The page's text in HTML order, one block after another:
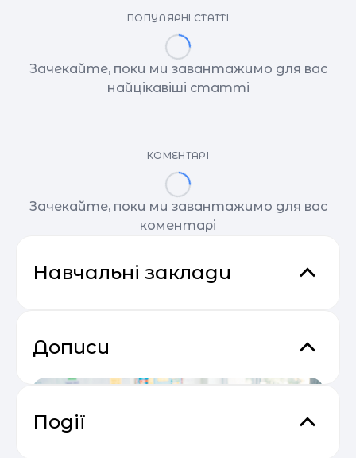
ПОПУЛЯРНІ СТАТТІ
Зачекайте, поки ми завантажимо для вас
найцікавіші статті
КОМЕНТАРІ
Зачекайте, поки ми завантажимо для вас
коментарі
Навчальні заклади
Дописи
Події